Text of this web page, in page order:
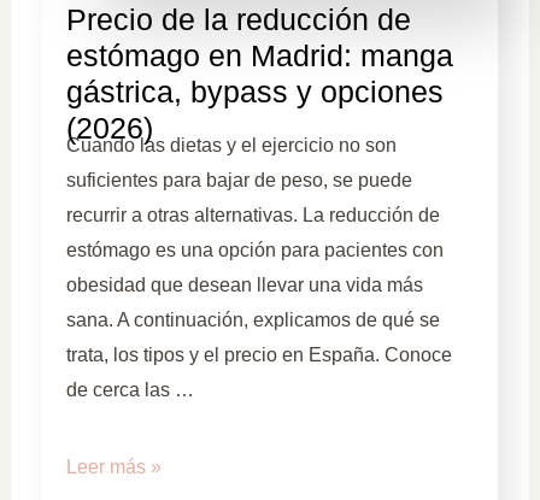
Precio de la reducción de
estómago en Madrid: manga
gástrica, bypass y opciones
(2026)
Cuando las dietas y el ejercicio no son
suficientes para bajar de peso, se puede
recurrir a otras alternativas. La reducción de
estómago es una opción para pacientes con
obesidad que desean llevar una vida más
sana. A continuación, explicamos de qué se
trata, los tipos y el precio en España. Conoce
de cerca las …
Leer más »